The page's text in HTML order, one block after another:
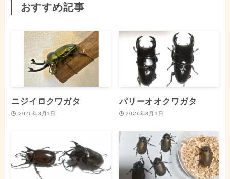
おすすめ記事
ニジイロクワガタ
2026年8月1日
パリーオオクワガタ
2026年8月1日